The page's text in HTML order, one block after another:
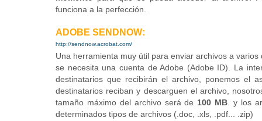
funciona a la perfección.
ADOBE SENDNOW:
http://sendnow.acrobat.com/
Una herramienta muy útil para enviar archivos a
se necesita una cuenta de Adobe (Adobe ID). La
destinatarios que recibirán el archivo, ponemos el
destinatarios reciban y descarguen el archivo,
tamaño máximo del archivo será de 100 MB . y los
determinados tipos de archivos (.doc, .xls, .pdf... .zip)